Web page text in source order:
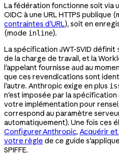
La fédération fonctionne soit via
OIDC à une URL HTTPS publique
contraintes d'URL), soit en
(mode inline).
La spécification JWT-SVID définit
de la charge de travail, et la
l'appelant fournisse aud au
que ces revendications sont
l'autre. Anthropic exige en plus
n'est imposée par la spécification
votre implémentation pour
correspond au paramètre
automatiquement). Une fois ces
Configurer Anthropic, Acquérir
votre règle de ce guide
SPIFFE.